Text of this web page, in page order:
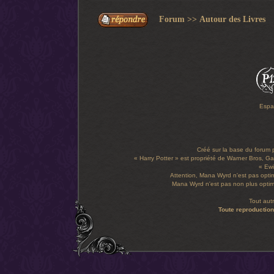
Forum >> Autour des Livres
Créé sur la base du forum
« Harry Potter » est propriété de Warner Bros,
«
Attention, Mana Wyrd n'est pas
Mana Wyrd n'est pas non plus
Tout
Toute